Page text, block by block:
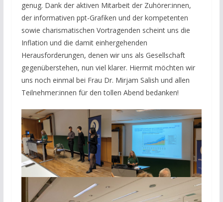
genug. Dank der aktiven Mitarbeit der Zuhörer:innen,
der informativen ppt-Grafiken und der kompetenten
sowie charismatischen Vortragenden scheint uns die
Inflation und die damit einhergehenden
Herausforderungen, denen wir uns als Gesellschaft
gegenüberstehen, nun viel klarer. Hiermit möchten wir
uns noch einmal bei Frau Dr. Mirjam Salish und allen
Teilnehmer:innen für den tollen Abend bedanken!